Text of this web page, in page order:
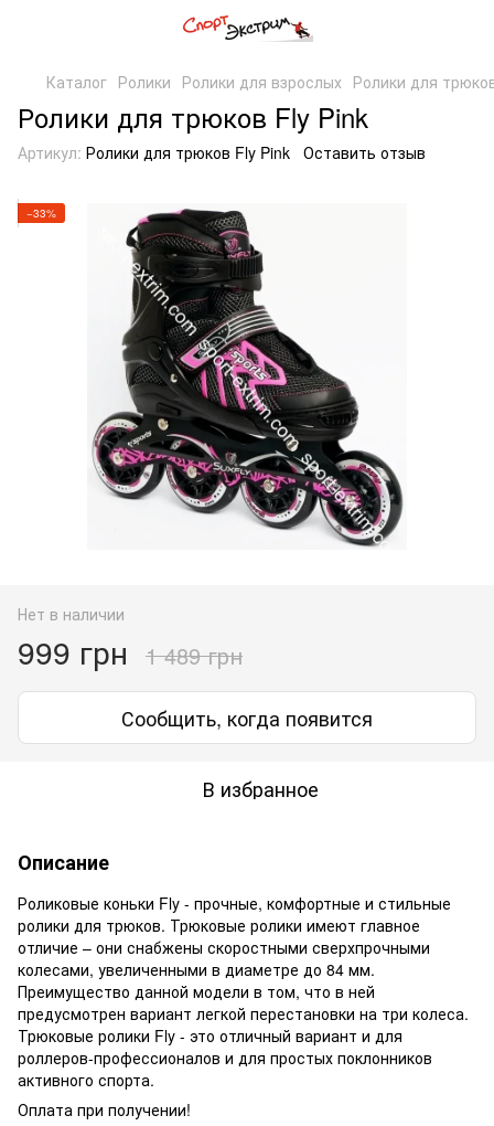
Каталог Ролики Ролики для взрослых Ролики для
Ролики для трюков Fly Pink
Артикул: Ролики для трюков Fly Pink Оставить отзыв
−33%
Нет в наличии
999 грн 1 489 грн
Сообщить, когда появится
В избранное
Описание
Роликовые коньки Fly - прочные, комфортные и стильные
ролики для трюков. Трюковые ролики имеют главное
отличие – они снабжены скоростными сверхпрочными
колесами, увеличенными в диаметре до 84 мм.
Преимущество данной модели в том, что в ней
предусмотрен вариант легкой перестановки на три колеса.
Трюковые ролики Fly - это отличный вариант и для
роллеров-профессионалов и для простых поклонников
активного спорта.
Оплата при получении!